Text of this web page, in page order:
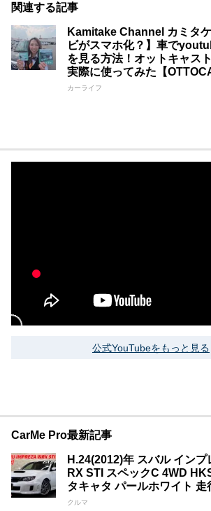
関連する記事
Kamitake Channel カミタ
ビがスマホ化？】車で
を見る方法！オットキャス
実際に使ってみた【
カーライフ
公式YouTubeをもっと見る
CarMe Pro最新記事
H.24(2012)年 スバル イン
RX STI スペックC 4WD
タキャタ パールホワイト
クルマ